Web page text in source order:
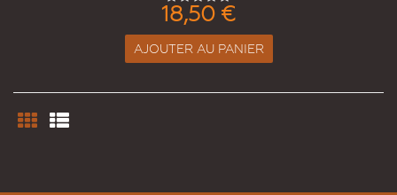
18,50 €
AJOUTER AU PANIER